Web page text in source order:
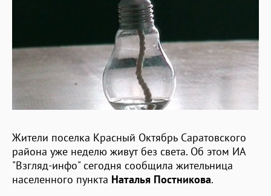
Жители поселка Красный Октябрь Саратовского
района уже неделю живут без света. Об этом ИА
"Взгляд-инфо" сегодня сообщила жительница
населенного пункта Наталья Постникова.